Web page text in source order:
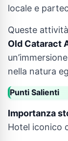
locale e
Queste
Old Cataract
nella natura
Punti Salienti
Importanza
Hotel iconico